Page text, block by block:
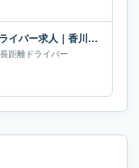
下笠居運輸株式会社の長距離ドライバー求人｜香川県高松市｜月給50万-55万円
長距離ドライバー